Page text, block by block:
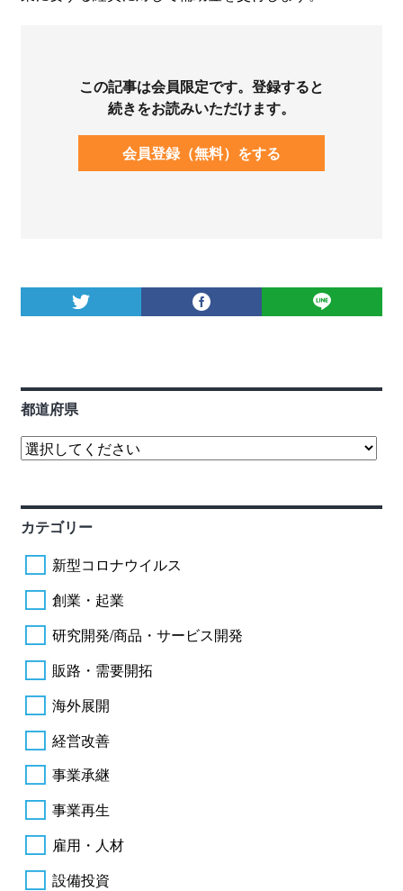
この記事は会員限定です。登録すると
続きをお読みいただけます。
会員登録（無料）をする
都道府県
カテゴリー
新型コロナウイルス
創業・起業
研究開発/商品・サービス開発
販路・需要開拓
海外展開
経営改善
事業承継
事業再生
雇用・人材
設備投資